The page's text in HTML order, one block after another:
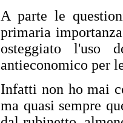
A parte le
primaria
osteggiato l'uso
antieconomico per
Infatti non ho mai
ma quasi sempre